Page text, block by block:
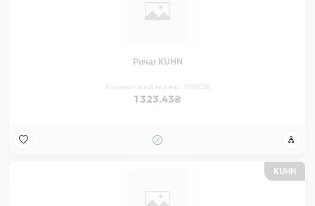
Ричаг KUHN
Каталоговий номер: 2055038
1 323.43
KUHN